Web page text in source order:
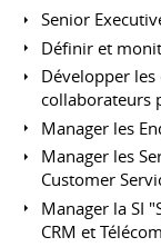
Senior
Définir et
Développer les
collaborateurs
Manager les
Manager les
Customer
Manager la SI
CRM et